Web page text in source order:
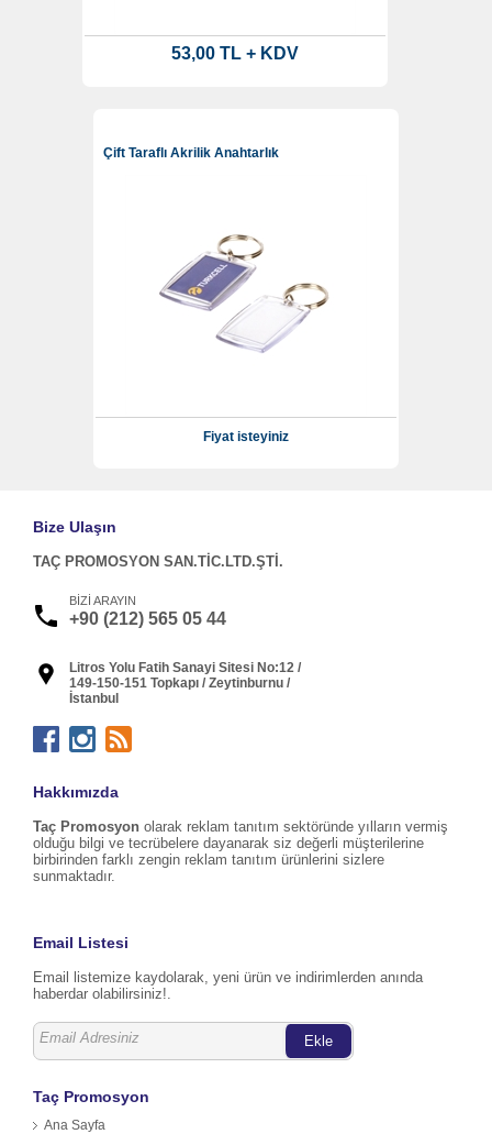
53,00 TL + KDV
Çift Taraflı Akrilik Anahtarlık
Fiyat isteyiniz
Bize Ulaşın
TAÇ PROMOSYON SAN.TİC.LTD.ŞTİ.
BİZİ ARAYIN
+90 (212) 565 05 44
Litros Yolu Fatih Sanayi Sitesi No:12 /
149-150-151 Topkapı / Zeytinburnu /
İstanbul
Hakkımızda
Taç Promosyon olarak reklam tanıtım sektöründe yılların vermiş
olduğu bilgi ve tecrübelere dayanarak siz değerli müşterilerine
birbirinden farklı zengin reklam tanıtım ürünlerini sizlere
sunmaktadır.
Email Listesi
Email listemize kaydolarak, yeni ürün ve indirimlerden anında
haberdar olabilirsiniz!.
Ekle
Taç Promosyon
Ana Sayfa